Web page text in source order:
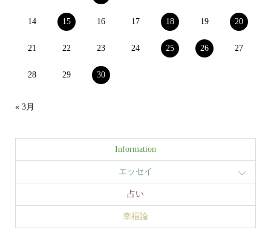
14 15 16 17 18 19 20
21 22 23 24 25 26 27
28 29 30
« 3月
Information
エッセイ
占い
幸福論